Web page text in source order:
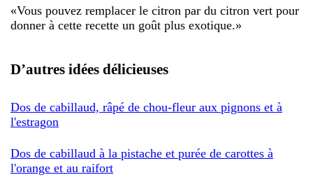
«Vous pouvez remplacer le citron par du citron vert pour
donner à cette recette un goût plus exotique.»
D’autres idées délicieuses
Dos de cabillaud, râpé de chou-fleur aux pignons et à
l'estragon
Dos de cabillaud à la pistache et purée de carottes à
l'orange et au raifort